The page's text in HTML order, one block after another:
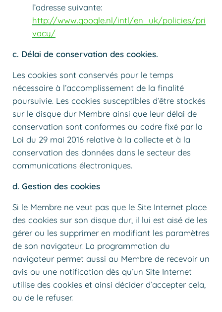
l’adresse suivante:
http://www.google.nl/intl/en_uk/policies/pri
vacy/
c. Délai de conservation des cookies.
Les cookies sont conservés pour le temps
nécessaire à l’accomplissement de la finalité
poursuivie. Les cookies susceptibles d’être stockés
sur le disque dur Membre ainsi que leur délai de
conservation sont conformes au cadre fixé par la
Loi du 29 mai 2016 relative à la collecte et à la
conservation des données dans le secteur des
communications électroniques.
d. Gestion des cookies
Si le Membre ne veut pas que le Site Internet place
des cookies sur son disque dur, il lui est aisé de les
gérer ou les supprimer en modifiant les paramètres
de son navigateur. La programmation du
navigateur permet aussi au Membre de recevoir un
avis ou une notification dès qu’un Site Internet
utilise des cookies et ainsi décider d’accepter cela,
ou de le refuser.